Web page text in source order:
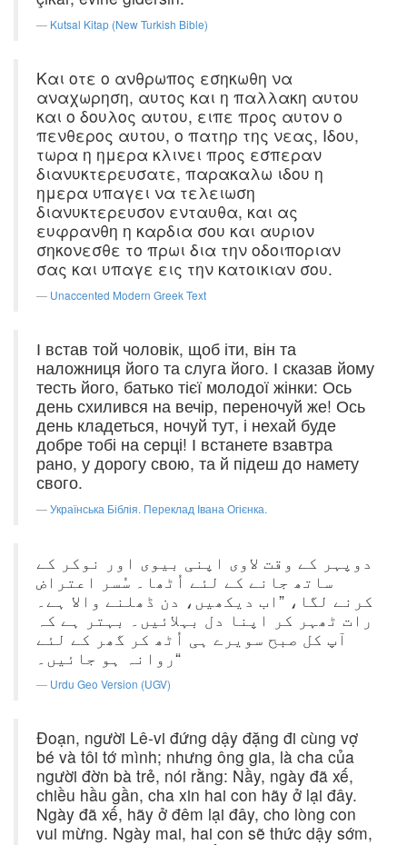
Kutsal Kitap (New Turkish Bible)
Και οτε ο ανθρωπος εσηκωθη να
αναχωρηση, αυτος και η παλλακη αυτου
και ο δουλος αυτου, ειπε προς αυτον ο
πενθερος αυτου, ο πατηρ της νεας, Ιδου,
τωρα η ημερα κλινει προς εσπεραν
διανυκτερευσατε, παρακαλω ιδου η
ημερα υπαγει να τελειωση
διανυκτερευσον ενταυθα, και ας
ευφρανθη η καρδια σου και αυριον
σηκονεσθε το πρωι δια την οδοιποριαν
σας και υπαγε εις την κατοικιαν σου.
Unaccented Modern Greek Text
І встав той чоловік, щоб іти, він та
наложниця його та слуга його. І сказав йому
тесть його, батько тієї молодої жінки: Ось
день схилився на вечір, переночуй же! Ось
день кладеться, ночуй тут, і нехай буде
добре тобі на серці! І встанете взавтра
рано, у дорогу свою, та й підеш до намету
свого.
Українська Біблія. Переклад Івана Огієнка.
دوپہر کے وقت لاوی اپنی بیوی اور نوکر کے
ساتھ جانے کے لئے اُٹھا۔ سُسر اعتراض
کرنے لگا، ”اب دیکھیں، دن ڈھلنے والا ہے۔
رات ٹھہر کر اپنا دل بہلائیں۔ بہتر ہے کہ
آپ کل صبح سویرے ہی اُٹھ کر گھر کے لئے
روانہ ہو جائیں۔“
Urdu Geo Version (UGV)
Ðoạn, người Lê-vi đứng dậy đặng đi cùng vợ
bé và tôi tớ mình; nhưng ông gia, là cha của
người đờn bà trẻ, nói rằng: Nầy, ngày đã xế,
chiều hầu gần, cha xin hai con hãy ở lại đây.
Ngày đã xế, hãy ở đêm lại đây, cho lòng con
vui mừng. Ngày mai, hai con sẽ thức dậy sớm,